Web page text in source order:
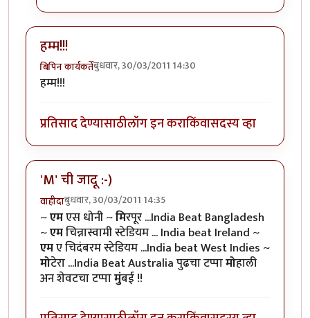
हम्म!!!
बिपिन कार्यकर्तेबुधवार, 30/03/2011 14:30
हम्म!!!
प्रतिसाद देण्यासाठीलॉग इन कराकिंवासदस्य व्हा
'M' ची जादू :-)
वाहीदाबुधवार, 30/03/2011 14:35
~एमएस धोनी ~मिरपूर ...India Beat Bangladesh
~एमचिन्नास्वामी स्टेडियम ... India beat Ireland ~
एमए चिदंबरम स्टेडियम ...India beat West Indies ~
मोटेरा ...India Beat Australia पुढचा टप्पामोहाली
अन शेवटचा टप्पामुंबई !!